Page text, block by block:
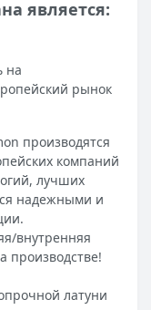
является:
на
рынок
производятся
компаний
лучших
надежными и
внутренняя
производстве!
латуни